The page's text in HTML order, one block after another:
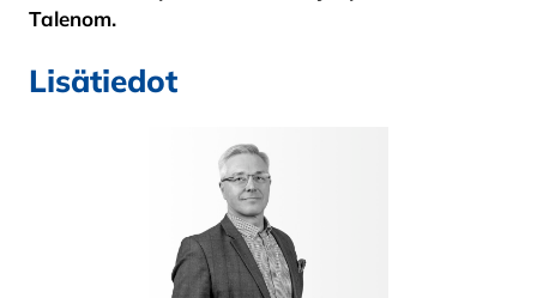
Talenom.
Lisätiedot